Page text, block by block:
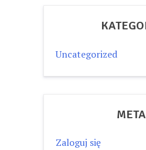
Uncategorized
META
Zaloguj się